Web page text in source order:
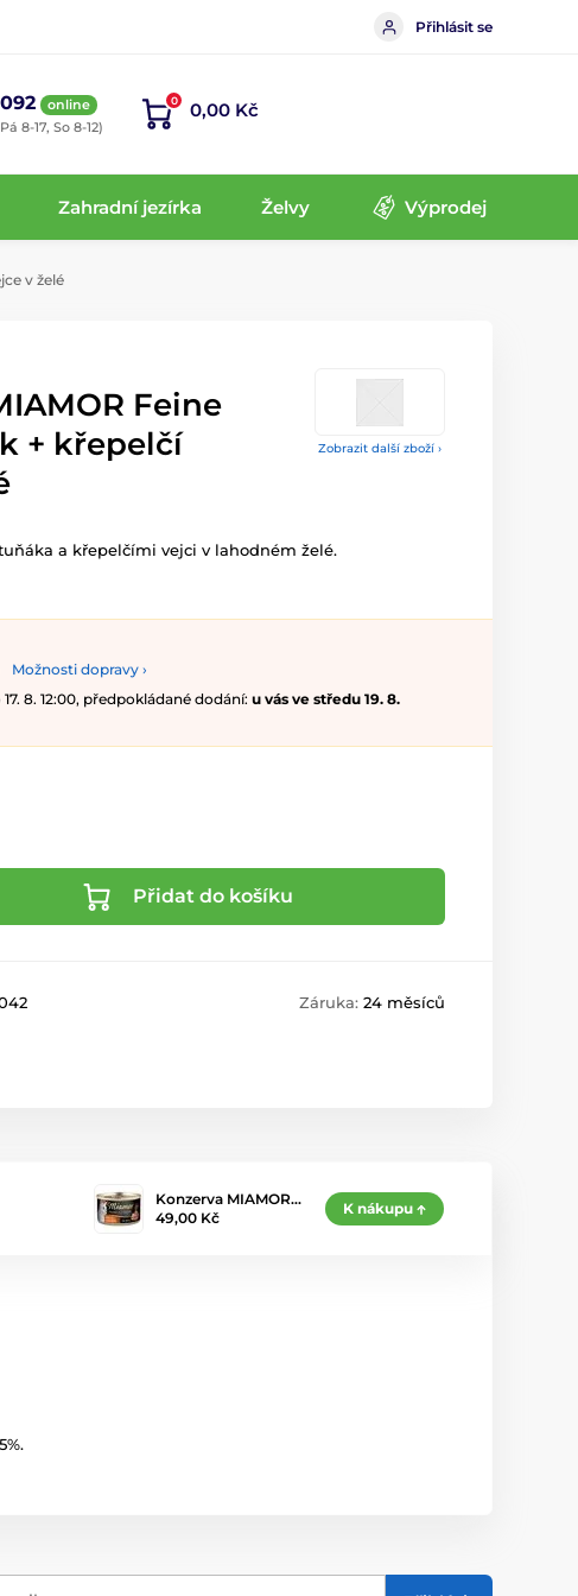
Přihlásit se
online
8-17, So 8-12)
0 0,00 Kč
Zahradní jezírka Želvy Výprodej
v želé
Zobrazit další zboží ›
Feine
+ křepelčí
a křepelčími vejci v lahodném želé.
Možnosti dopravy ›
8. 12:00, předpokládané dodání: u vás ve středu 19. 8.
Přidat do košíku
Záruka: 24 měsíců
Konzerva MIAMOR…
49,00 Kč
K nákupu